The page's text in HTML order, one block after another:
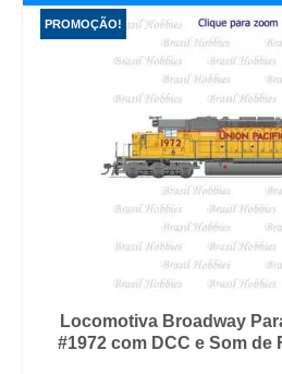
PROMOÇÃO!
Locomotiva Broadway
#1972 com DCC e Som de